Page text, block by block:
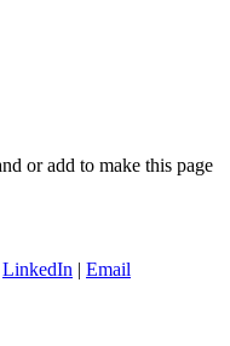
or add to make this page
LinkedIn | Email